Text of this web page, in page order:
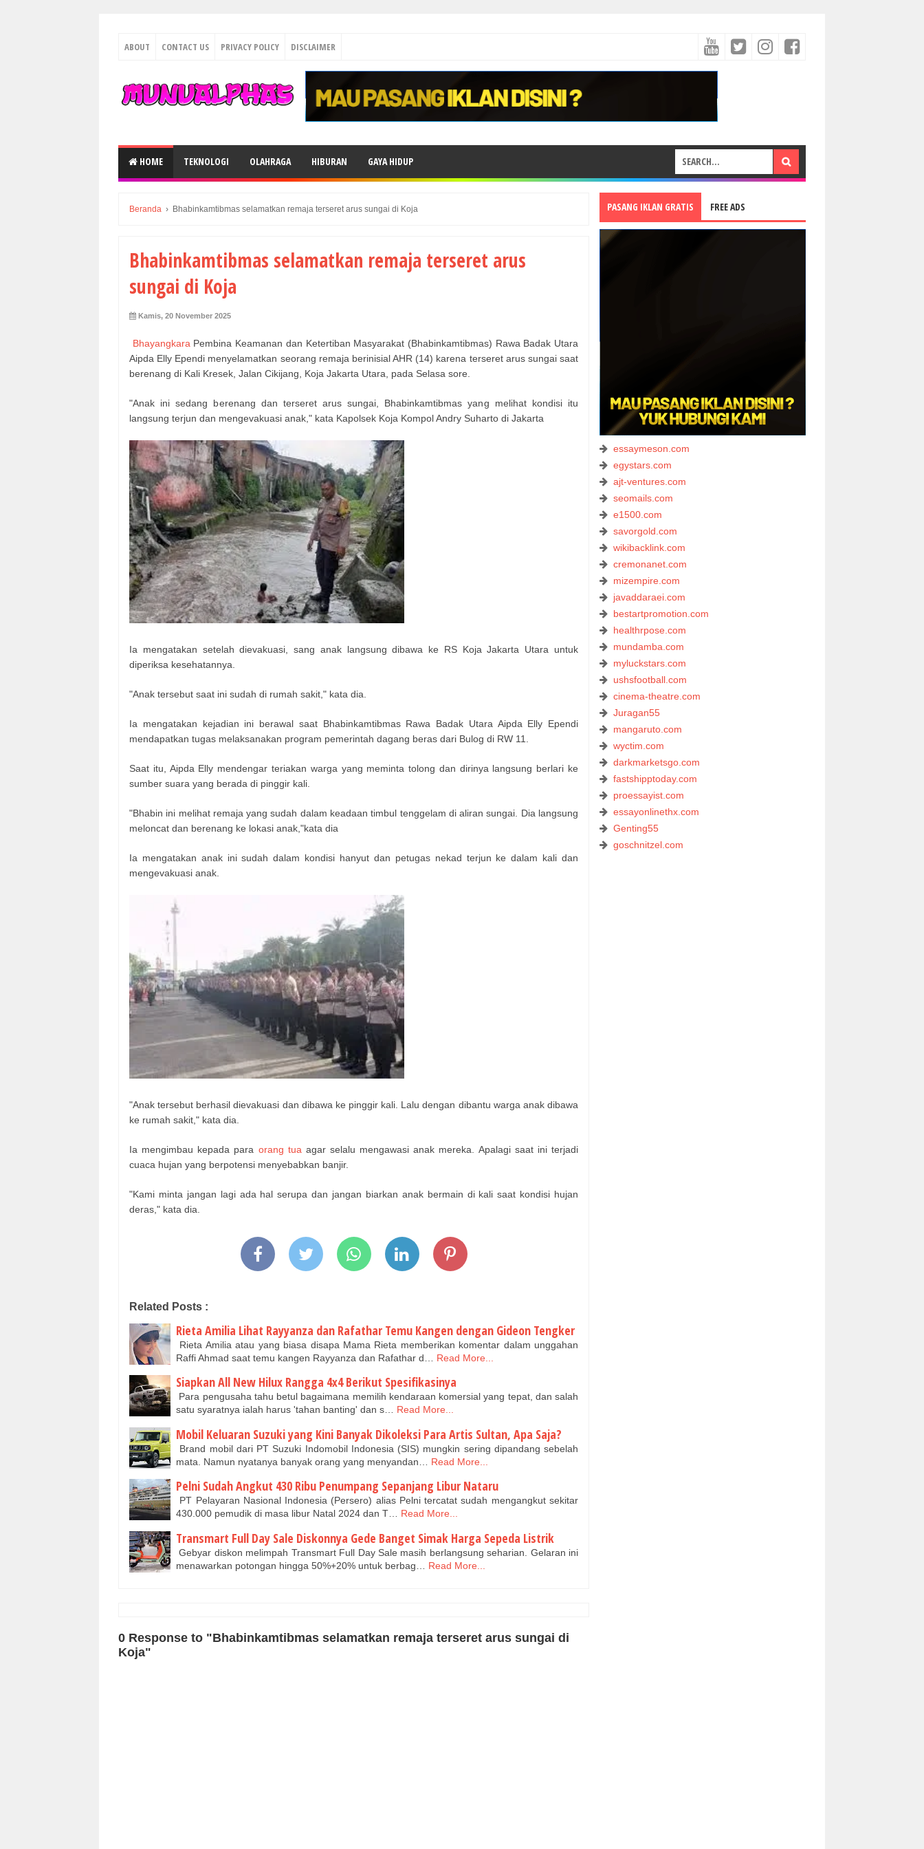
ABOUT CONTACT US PRIVACY POLICY DISCLAIMER
HOME TEKNOLOGI OLAHRAGA HIBURAN GAYA HIDUP
Beranda › Bhabinkamtibmas selamatkan remaja terseret arus sungai di Koja
Bhabinkamtibmas selamatkan remaja terseret arus
sungai di Koja
Kamis, 20 November 2025
Bhayangkara Pembina Keamanan dan Ketertiban Masyarakat (Bhabinkamtibmas) Rawa Badak Utara
Aipda Elly Ependi menyelamatkan seorang remaja berinisial AHR (14) karena terseret arus sungai saat
berenang di Kali Kresek, Jalan Cikijang, Koja Jakarta Utara, pada Selasa sore.
"Anak ini sedang berenang dan terseret arus sungai, Bhabinkamtibmas yang melihat kondisi itu
langsung terjun dan mengevakuasi anak," kata Kapolsek Koja Kompol Andry Suharto di Jakarta
Ia mengatakan setelah dievakuasi, sang anak langsung dibawa ke RS Koja Jakarta Utara untuk
diperiksa kesehatannya.
"Anak tersebut saat ini sudah di rumah sakit," kata dia.
Ia mengatakan kejadian ini berawal saat Bhabinkamtibmas Rawa Badak Utara Aipda Elly Ependi
mendapatkan tugas melaksanakan program pemerintah dagang beras dari Bulog di RW 11.
Saat itu, Aipda Elly mendengar teriakan warga yang meminta tolong dan dirinya langsung berlari ke
sumber suara yang berada di pinggir kali.
"Bhabin ini melihat remaja yang sudah dalam keadaan timbul tenggelam di aliran sungai. Dia langsung
meloncat dan berenang ke lokasi anak,"kata dia
Ia mengatakan anak ini sudah dalam kondisi hanyut dan petugas nekad terjun ke dalam kali dan
mengevakuasi anak.
"Anak tersebut berhasil dievakuasi dan dibawa ke pinggir kali. Lalu dengan dibantu warga anak dibawa
ke rumah sakit," kata dia.
Ia mengimbau kepada para orang tua agar selalu mengawasi anak mereka. Apalagi saat ini terjadi
cuaca hujan yang berpotensi menyebabkan banjir.
"Kami minta jangan lagi ada hal serupa dan jangan biarkan anak bermain di kali saat kondisi hujan
deras," kata dia.
Related Posts :
Rieta Amilia Lihat Rayyanza dan Rafathar Temu Kangen dengan Gideon Tengker
Rieta Amilia atau yang biasa disapa Mama Rieta memberikan komentar dalam unggahan
Raffi Ahmad saat temu kangen Rayyanza dan Rafathar d…
Read More...
Siapkan All New Hilux Rangga 4x4 Berikut Spesifikasinya
Para pengusaha tahu betul bagaimana memilih kendaraan komersial yang tepat, dan salah
satu syaratnya ialah harus 'tahan banting' dan s…
Read More...
Mobil Keluaran Suzuki yang Kini Banyak Dikoleksi Para Artis Sultan, Apa Saja?
Brand mobil dari PT Suzuki Indomobil Indonesia (SIS) mungkin sering dipandang sebelah
mata. Namun nyatanya banyak orang yang menyandan…
Read More...
Pelni Sudah Angkut 430 Ribu Penumpang Sepanjang Libur Nataru
PT Pelayaran Nasional Indonesia (Persero) alias Pelni tercatat sudah mengangkut sekitar
430.000 pemudik di masa libur Natal 2024 dan T…
Read More...
Transmart Full Day Sale Diskonnya Gede Banget Simak Harga Sepeda Listrik
Gebyar diskon melimpah Transmart Full Day Sale masih berlangsung seharian. Gelaran ini
menawarkan potongan hingga 50%+20% untuk berbag…
Read More...
0 Response to "Bhabinkamtibmas selamatkan remaja terseret arus sungai di
Koja"
PASANG IKLAN GRATIS FREE ADS
essaymeson.com
egystars.com
ajt-ventures.com
seomails.com
e1500.com
savorgold.com
wikibacklink.com
cremonanet.com
mizempire.com
javaddaraei.com
bestartpromotion.com
healthrpose.com
mundamba.com
myluckstars.com
ushsfootball.com
cinema-theatre.com
Juragan55
mangaruto.com
wyctim.com
darkmarketsgo.com
fastshipptoday.com
proessayist.com
essayonlinethx.com
Genting55
goschnitzel.com